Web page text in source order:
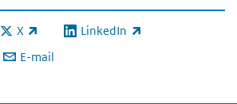
X
(externe link) LinkedIn
(externe link)
E-mail